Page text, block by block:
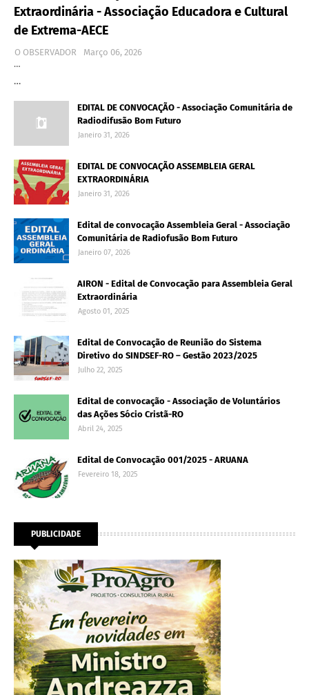
Extraordinária - Associação Educadora e Cultural
de Extrema-AECE
O OBSERVADOR
Março 06, 2026
…
…
EDITAL DE CONVOCAÇÃO - Associação Comunitária de
Radiodifusão Bom Futuro
Janeiro 31, 2026
EDITAL DE CONVOCAÇÃO ASSEMBLEIA GERAL
EXTRAORDINÁRIA
Janeiro 31, 2026
Edital de convocação Assembleia Geral - Associação
Comunitária de Radiofusão Bom Futuro
Janeiro 07, 2026
AIRON - Edital de Convocação para Assembleia Geral
Extraordinária
Agosto 01, 2025
Edital de Convocação de Reunião do Sistema
Diretivo do SINDSEF-RO – Gestão 2023/2025
Julho 22, 2025
Edital de convocação - Associação de Voluntários
das Ações Sócio Cristã-RO
Abril 24, 2025
Edital de Convocação 001/2025 - ARUANA
Fevereiro 18, 2025
PUBLICIDADE